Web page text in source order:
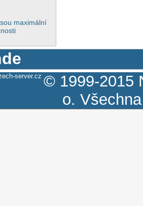
maximální
server.cz © 1999-2015
o.